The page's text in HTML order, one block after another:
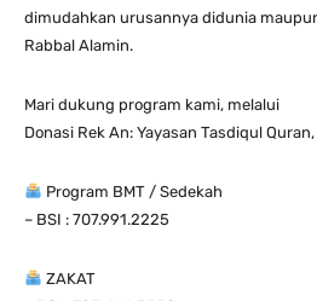
dimudahkan urusannya didunia
Rabbal Alamin.
Mari dukung program kami, melalui
Donasi Rek An: Yayasan Tasdiqul
Program BMT / Sedekah
– BSI : 707.991.2225
ZAKAT